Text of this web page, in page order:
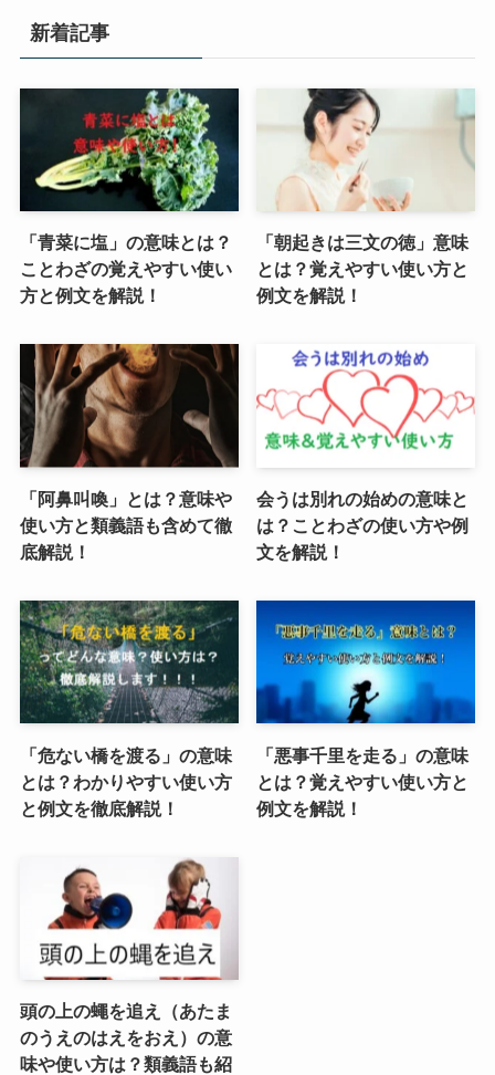
新着記事
「青菜に塩」の意味とは？
ことわざの覚えやすい使い
方と例文を解説！
「朝起きは三文の徳」意味
とは？覚えやすい使い方と
例文を解説！
「阿鼻叫喚」とは？意味や
使い方と類義語も含めて徹
底解説！
会うは別れの始めの意味と
は？ことわざの使い方や例
文を解説！
「危ない橋を渡る」の意味
とは？わかりやすい使い方
と例文を徹底解説！
「悪事千里を走る」の意味
とは？覚えやすい使い方と
例文を解説！
頭の上の蠅を追え（あたま
のうえのはえをおえ）の意
味や使い方は？類義語も紹